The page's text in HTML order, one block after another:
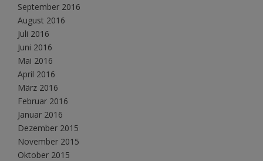
September 2016
August 2016
Juli 2016
Juni 2016
Mai 2016
April 2016
März 2016
Februar 2016
Januar 2016
Dezember 2015
November 2015
Oktober 2015